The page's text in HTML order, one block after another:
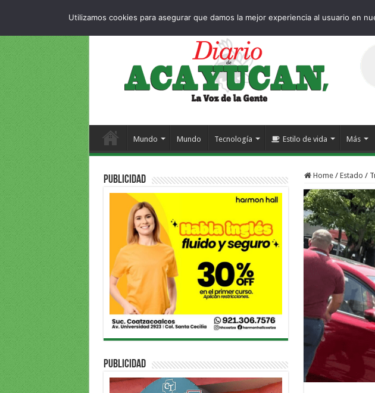
Mundo Mundo Tecnología Estilo de vida Más
Home / Estado /
PUBLICIDAD
PUBLICIDAD
Utilizamos cookies para asegurar que damos la mejor experiencia al usuario en